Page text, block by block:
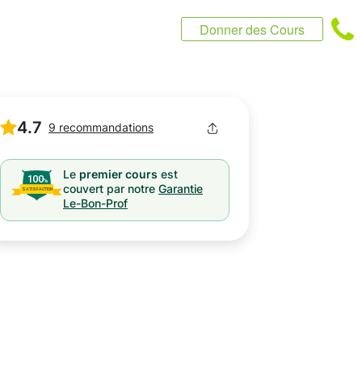
Donner des Cours
4.7 9 recommandations
Le premier cours est
couvert par notre Garantie
Le-Bon-Prof